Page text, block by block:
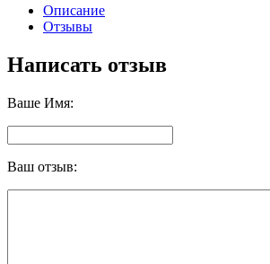
Описание
Отзывы
Написать отзыв
Ваше Имя:
Ваш отзыв: